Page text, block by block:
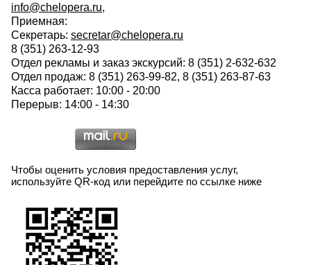
info@chelopera.ru,
Приемная:
Секретарь: secretar@chelopera.ru
8 (351) 263-12-93
Отдел рекламы и заказ экскурсий: 8 (351) 2-632-632
Отдел продаж: 8 (351) 263-99-82, 8 (351) 263-87-63
Касса работает: 10:00 - 20:00
Перерыв: 14:00 - 14:30
Чтобы оценить условия предоставления услуг,
используйте QR-код или перейдите по ссылке ниже